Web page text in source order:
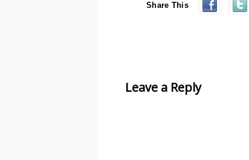
Share This
Leave a Reply